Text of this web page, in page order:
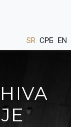
SR СРБ EN